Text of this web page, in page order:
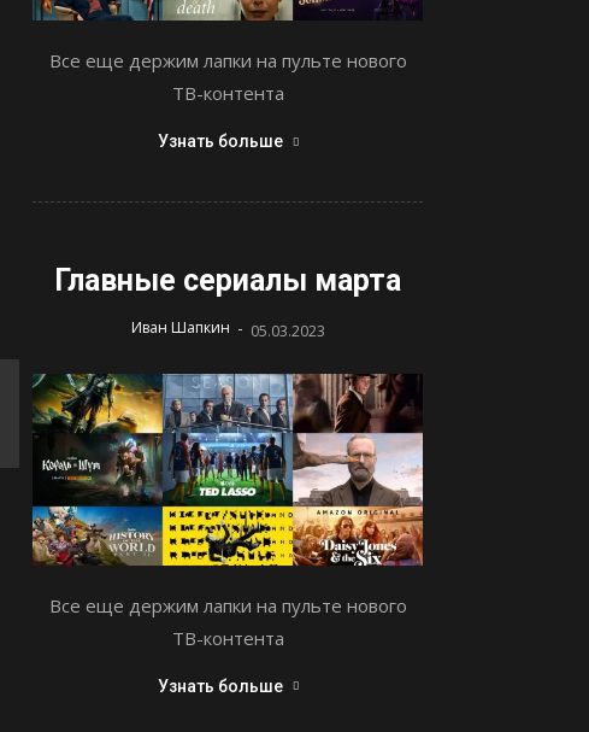
Все еще держим лапки на пульте нового
ТВ-контента
Узнать больше
Главные сериалы марта
Иван Шапкин - 05.03.2023
Все еще держим лапки на пульте нового
ТВ-контента
Узнать больше